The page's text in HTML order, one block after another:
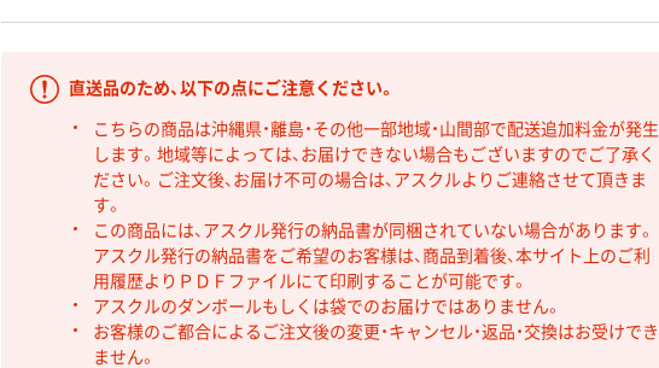
直送品のため、以下の点にご注意ください。
こちらの商品は沖縄県・離島・その他一部地域・山間部で配送追加料金が発生
します。地域等によっては、お届けできない場合もございますのでご了承く
ださい。ご注文後、お届け不可の場合は、アスクルよりご連絡させて頂きま
す。
この商品には、アスクル発行の納品書が同梱されていない場合があります。
アスクル発行の納品書をご希望のお客様は、商品到着後、本サイト上のご利
用履歴よりＰＤＦファイルにて印刷することが可能です。
アスクルのダンボールもしくは袋でのお届けではありません。
お客様のご都合によるご注文後の変更・キャンセル・返品・交換はお受けでき
ません。